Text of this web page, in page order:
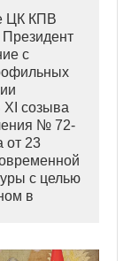
ЦК КПВ
с
созыва
№ 72-
от 23
с целью
в